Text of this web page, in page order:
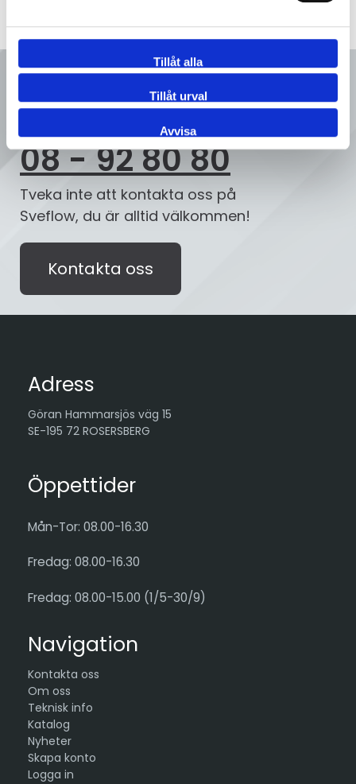
Tillåt alla
Tillåt urval
Avvisa
Ring oss
08 - 92 80 80
Tveka inte att kontakta oss på
Sveflow, du är alltid välkommen!
Kontakta oss
Adress
Göran Hammarsjös väg 15
SE-195 72 ROSERSBERG
Öppettider
Mån-Tor: 08.00-16.30
Fredag: 08.00-16.30
Fredag: 08.00-15.00 (1/5-30/9)
Navigation
Kontakta oss
Om oss
Teknisk info
Katalog
Nyheter
Skapa konto
Logga in